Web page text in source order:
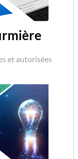
et autorisées